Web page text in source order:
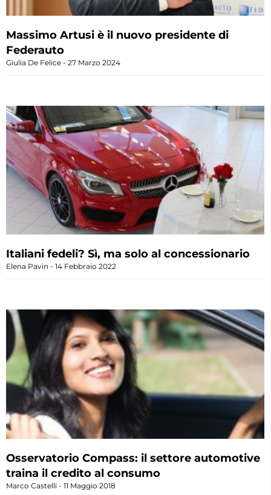
Massimo Artusi è il nuovo presidente di
Federauto
Giulia De Felice 27 Marzo 2024
Italiani fedeli? Sì, ma solo al concessionario
Elena Pavin 14 Febbraio 2022
Osservatorio Compass: il settore automotive
traina il credito al consumo
Marco Castelli 11 Maggio 2018